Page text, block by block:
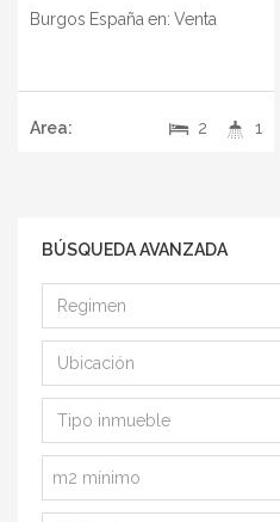
Burgos España en: Venta
Area: 1
2
BÚSQUEDA AVANZADA